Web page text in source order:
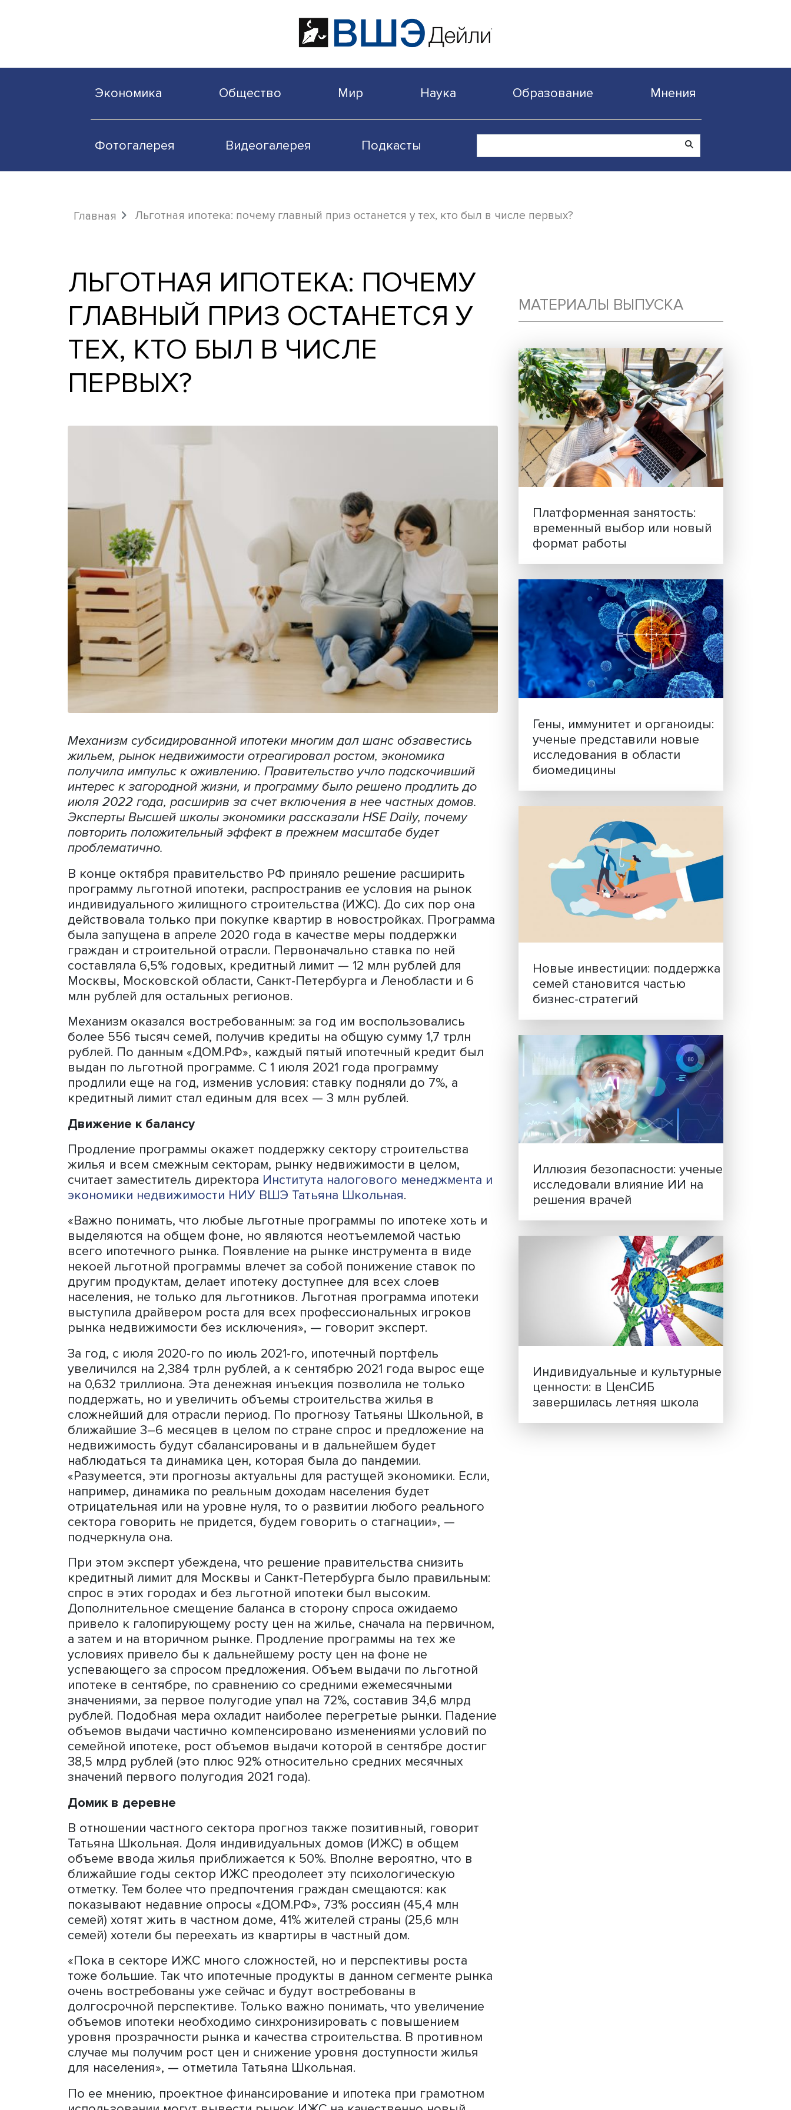
Фотогалерея Видеогалерея Подкасты
ЛЬГОТНАЯ ИПОТЕКА: ПОЧЕМУ
ГЛАВНЫЙ ПРИЗ ОСТАНЕТСЯ У
ТЕХ, КТО БЫЛ В ЧИСЛЕ
ПЕРВЫХ?
Механизм субсидированной ипотеки многим дал шанс обзавестись
жильем, рынок недвижимости отреагировал ростом, экономика
получила импульс к оживлению. Правительство учло подскочивший
интерес к загородной жизни, и программу было решено продлить до
июля 2022 года, расширив за счет включения в нее частных домов.
Эксперты Высшей школы экономики рассказали HSE Daily, почему
повторить положительный эффект в прежнем масштабе будет
проблематично.
В конце октября правительство РФ приняло решение расширить
программу льготной ипотеки, распространив ее условия на рынок
индивидуального жилищного строительства (ИЖС). До сих пор она
действовала только при покупке квартир в новостройках. Программа
была запущена в апреле 2020 года в качестве меры поддержки
граждан и строительной отрасли. Первоначально ставка по ней
составляла 6,5% годовых, кредитный лимит — 12 млн рублей для
Москвы, Московской области, Санкт-Петербурга и Ленобласти и 6
млн рублей для остальных регионов.
Механизм оказался востребованным: за год им воспользовались
более 556 тысяч семей, получив кредиты на общую сумму 1,7 трлн
рублей. По данным «ДОМ.РФ», каждый пятый ипотечный кредит был
выдан по льготной программе. С 1 июля 2021 года программу
продлили еще на год, изменив условия: ставку подняли до 7%, а
кредитный лимит стал единым для всех — 3 млн рублей.
Движение к балансу
Продление программы окажет поддержку сектору строительства
жилья и всем смежным секторам, рынку недвижимости в целом,
считает заместитель директораИнститута налогового менеджмента и
экономики недвижимости НИУ ВШЭ Татьяна Школьная.
«Важно понимать, что любые льготные программы по ипотеке хоть и
выделяются на общем фоне, но являются неотъемлемой частью
всего ипотечного рынка. Появление на рынке инструмента в виде
некоей льготной программы влечет за собой понижение ставок по
другим продуктам, делает ипотеку доступнее для всех слоев
населения, не только для льготников. Льготная программа ипотеки
выступила драйвером роста для всех профессиональных игроков
рынка недвижимости без исключения», — говорит эксперт.
За год, с июля 2020-го по июль 2021-го, ипотечный портфель
увеличился на 2,384 трлн рублей, а к сентябрю 2021 года вырос еще
на 0,632 триллиона. Эта денежная инъекция позволила не только
поддержать, но и увеличить объемы строительства жилья в
сложнейший для отрасли период. По прогнозу Татьяны Школьной, в
ближайшие 3–6 месяцев в целом по стране спрос и предложение на
недвижимость будут сбалансированы и в дальнейшем будет
наблюдаться та динамика цен, которая была до пандемии.
«Разумеется, эти прогнозы актуальны для растущей экономики. Если,
например, динамика по реальным доходам населения будет
отрицательная или на уровне нуля, то о развитии любого реального
сектора говорить не придется, будем говорить о стагнации», —
подчеркнула она.
При этом эксперт убеждена, что решение правительства снизить
кредитный лимит для Москвы и Санкт-Петербурга было правильным:
спрос в этих городах и без льготной ипотеки был высоким.
Дополнительное смещение баланса в сторону спроса ожидаемо
привело к галопирующему росту цен на жилье, сначала на первичном,
а затем и на вторичном рынке. Продление программы на тех же
условиях привело бы к дальнейшему росту цен на фоне не
успевающего за спросом предложения. Объем выдачи по льготной
ипотеке в сентябре, по сравнению со средними ежемесячными
значениями, за первое полугодие упал на 72%, составив 34,6 млрд
рублей. Подобная мера охладит наиболее перегретые рынки. Падение
объемов выдачи частично компенсировано изменениями условий по
семейной ипотеке, рост объемов выдачи которой в сентябре достиг
38,5 млрд рублей (это плюс 92% относительно средних месячных
значений первого полугодия 2021 года).
Домик в деревне
В отношении частного сектора прогноз также позитивный, говорит
МАТЕРИАЛЫ ВЫПУСКА
Платформенная
временный выбор или
формат работы
Гены, иммунитет и
ученые представили
исследования в области
биомедицины
Новые инвестиции:
семей становится частью
бизнес-стратегий
Иллюзия безопасности:
решения врачей